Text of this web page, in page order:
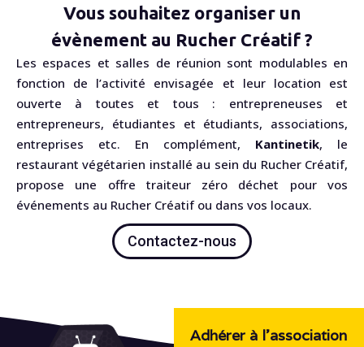
Vous souhaitez organiser un
évènement au Rucher Créatif ?
Les espaces et salles de réunion sont modulables en
fonction de l’activité envisagée et leur location est
ouverte à toutes et tous : entrepreneuses et
entrepreneurs, étudiantes et étudiants, associations,
entreprises etc. En complément, Kantinetik, le
restaurant végétarien installé au sein du Rucher Créatif,
propose une offre traiteur zéro déchet pour vos
événements au Rucher Créatif ou dans vos locaux.
Contactez-nous
Adhérer à l'association